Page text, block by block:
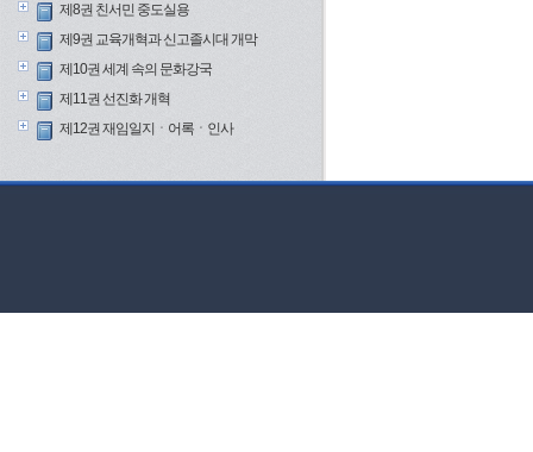
제8권 친서민 중도실용
제9권 교육개혁과 신고졸시대 개막
제10권 세계 속의 문화강국
제11권 선진화 개혁
제12권 재임일지ㆍ어록ㆍ인사